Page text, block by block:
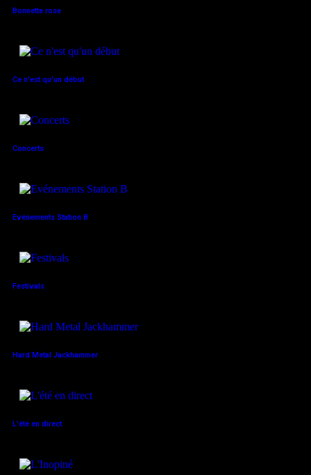
Bonnette rose
Ce n'est qu'un début
Concerts
Evénements Station B
Festivals
Hard Metal Jackhammer
L'été en direct